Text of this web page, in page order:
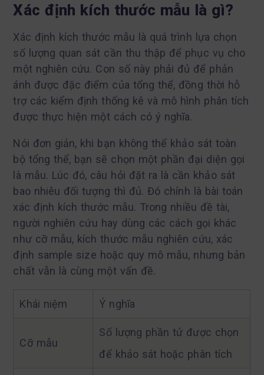
Xác định kích thước mẫu là gì?
Xác định kích thước mẫu là quá trình lựa chọn
số lượng quan sát cần thu thập để phục vụ cho
một nghiên cứu. Con số này phải đủ để phản
ánh được đặc điểm của tổng thể, đồng thời hỗ
trợ các kiểm định thống kê và mô hình phân tích
được thực hiện một cách có ý nghĩa.
Nói đơn giản, khi bạn không thể khảo sát toàn
bộ tổng thể, bạn sẽ chọn một phần đại diện gọi
là mẫu. Lúc đó, câu hỏi đặt ra là cần khảo sát
bao nhiêu đối tượng thì đủ. Đó chính là bài toán
xác định kích thước mẫu. Trong nhiều đề tài,
người nghiên cứu hay dùng các cách gọi khác
như cỡ mẫu, kích thước mẫu nghiên cứu, xác
định sample size hoặc quy mô mẫu, nhưng bản
chất vẫn là cùng một vấn đề.
Khái niệm Ý nghĩa
Cỡ mẫu
Số lượng phần tử được chọn
để khảo sát hoặc phân tích